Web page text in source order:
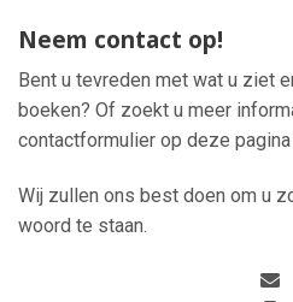
Neem contact op!
Bent u tevreden met wat u ziet
boeken? Of zoekt u meer
contactformulier op deze pagina
Wij zullen ons best doen om u
woord te staan.